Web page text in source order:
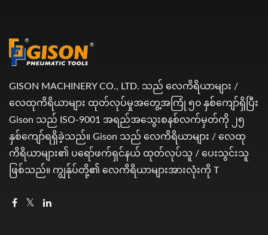
GISON MACHINERY CO., LTD. သည် လေကိရိယာများ /
လေထုကိရိယာများ ထုတ်လုပ်မှုအတွေ့အကြုံ ၅၀ နှစ်ကျော်ရှိပြီး
Gison သည် ISO-9001 အရည်အသွေးစနစ်လက်မှတ်ကို ၂၅
နှစ်ကျော်ရရှိခဲ့သည်။ Gison သည် လေကိရိယာများ / လေထု
ကိရိယာများ၏ ပရော်ဖက်ရှင်နယ် ထုတ်လုပ်သူ / ပေးသွင်းသူ
ဖြစ်သည်။ ကျွန်ုပ်တို့၏ လေကိရိယာများအားလုံးကို T